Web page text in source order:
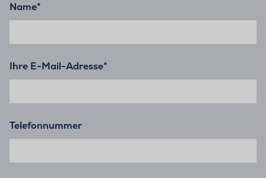
Name*
Ihre E-Mail-Adresse*
Telefonnummer